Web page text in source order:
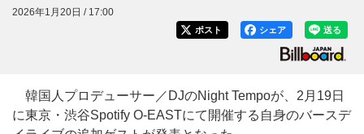
2026年1月20日 / 17:00
送る
シェア
ポスト
韓国人プロデューサー／DJのNight Tempoが、2月19日
に東京・渋谷Spotify O-EASTにて開催する自身のバースデ